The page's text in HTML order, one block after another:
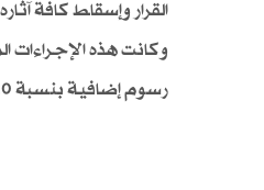
القرار وإسقاط كافة
وكانت هذه الإجراءات
رسوم إضافية بنسبة 20% على خدمات الإنترنت عبر الألياف الضوئية (FTTH) والـ WiFi.